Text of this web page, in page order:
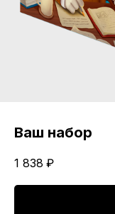
Ваш набор
1 838 ₽